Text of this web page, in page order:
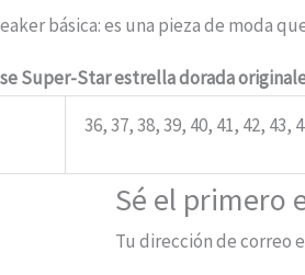
básica: es una pieza de moda
Super-Star estrella dorada
36, 37, 38, 39, 40, 41, 42, 43,
Sé el primero
Tu dirección de correo